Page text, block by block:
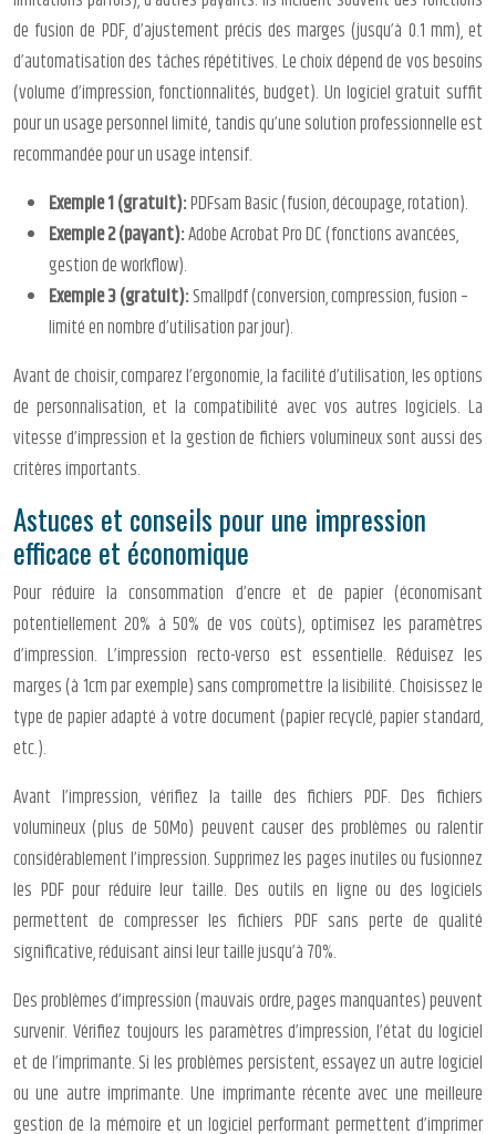
de fusion de PDF, d’ajustement précis des marges (jusqu’à 0.1 mm), et
d’automatisation des tâches répétitives. Le choix dépend de vos besoins
(volume d’impression, fonctionnalités, budget). Un logiciel gratuit suffit
pour un usage personnel limité, tandis qu’une solution professionnelle est
recommandée pour un usage intensif.
Exemple 1 (gratuit):PDFsam Basic (fusion, découpage, rotation).
Exemple 2 (payant):Adobe Acrobat Pro DC (fonctions avancées,
gestion de workflow).
Exemple 3 (gratuit):Smallpdf (conversion, compression, fusion –
limité en nombre d’utilisation par jour).
Avant de choisir, comparez l’ergonomie, la facilité d’utilisation, les options
de personnalisation, et la compatibilité avec vos autres logiciels. La
vitesse d’impression et la gestion de fichiers volumineux sont aussi des
critères importants.
Astuces et conseils pour une impression
efficace et économique
Pour réduire la consommation d’encre et de papier (économisant
potentiellement 20% à 50% de vos coûts), optimisez les paramètres
d’impression. L’impression recto-verso est essentielle. Réduisez les
marges (à 1cm par exemple) sans compromettre la lisibilité. Choisissez le
type de papier adapté à votre document (papier recyclé, papier standard,
etc.).
Avant l’impression, vérifiez la taille des fichiers PDF. Des fichiers
volumineux (plus de 50Mo) peuvent causer des problèmes ou ralentir
considérablement l’impression. Supprimez les pages inutiles ou fusionnez
les PDF pour réduire leur taille. Des outils en ligne ou des logiciels
permettent de compresser les fichiers PDF sans perte de qualité
significative, réduisant ainsi leur taille jusqu’à 70%.
Des problèmes d’impression (mauvais ordre, pages manquantes) peuvent
survenir. Vérifiez toujours les paramètres d’impression, l’état du logiciel
et de l’imprimante. Si les problèmes persistent, essayez un autre logiciel
ou une autre imprimante. Une imprimante récente avec une meilleure
gestion de la mémoire et un logiciel performant permettent d’imprimer